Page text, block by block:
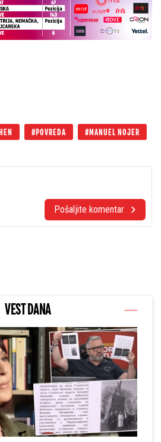
POVREDA MANUEL NOJER
Pošaljite komentar
VEST DANA